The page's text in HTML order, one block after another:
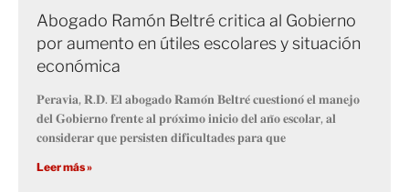
Abogado Ramón Beltré critica al Gobierno
por aumento en útiles escolares y situación
económica
𝐏𝐞𝐫𝐚𝐯𝐢𝐚, 𝐑.𝐃. 𝐄𝐥 𝐚𝐛𝐨𝐠𝐚𝐝𝐨 𝐑𝐚𝐦𝐨́𝐧 𝐁𝐞𝐥𝐭𝐫𝐞́ 𝐜𝐮𝐞𝐬𝐭𝐢𝐨𝐧𝐨́ 𝐞𝐥 𝐦𝐚𝐧𝐞𝐣𝐨
𝐝𝐞𝐥 𝐆𝐨𝐛𝐢𝐞𝐫𝐧𝐨 𝐟𝐫𝐞𝐧𝐭𝐞 𝐚𝐥 𝐩𝐫𝐨́𝐱𝐢𝐦𝐨 𝐢𝐧𝐢𝐜𝐢𝐨 𝐝𝐞𝐥 𝐚𝐧̃𝐨 𝐞𝐬𝐜𝐨𝐥𝐚𝐫, 𝐚𝐥
𝐜𝐨𝐧𝐬𝐢𝐝𝐞𝐫𝐚𝐫 𝐪𝐮𝐞 𝐩𝐞𝐫𝐬𝐢𝐬𝐭𝐞𝐧 𝐝𝐢𝐟𝐢𝐜𝐮𝐥𝐭𝐚𝐝𝐞𝐬 𝐩𝐚𝐫𝐚 𝐪𝐮𝐞
Leer más »